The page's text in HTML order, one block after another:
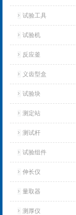
试验工具
试验机‌
反应釜
义齿型盒
试验块
测定站‌
测试杆
试验组件
伸长仪
量取器
测厚仪